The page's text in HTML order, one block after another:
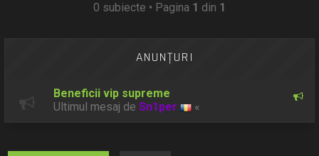
0 subiecte • Pagina 1 din 1
ANUNŢURI
Beneficii vip supreme
Ultimul mesaj deSn1per «